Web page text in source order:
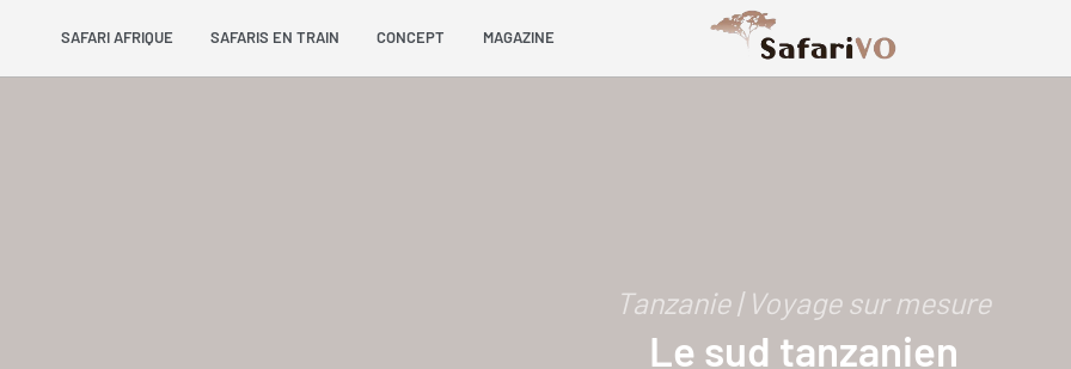
SAFARI AFRIQUE SAFARIS EN TRAIN CONCEPT MAGAZINE
Tanzanie | Voyage sur mesure
Le sud tanzanien